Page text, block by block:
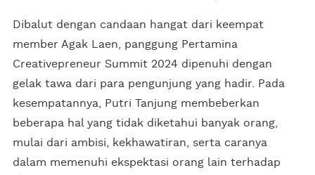
Dibalut dengan candaan hangat dari keempat
member Agak Laen, panggung Pertamina
Creativepreneur Summit 2024 dipenuhi dengan
gelak tawa dari para pengunjung yang hadir. Pada
kesempatannya, Putri Tanjung membeberkan
beberapa hal yang tidak diketahui banyak orang,
mulai dari ambisi, kekhawatiran, serta caranya
dalam memenuhi ekspektasi orang lain terhadap